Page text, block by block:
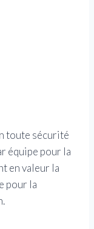
toute sécurité
équipe pour la
en valeur la
pour la